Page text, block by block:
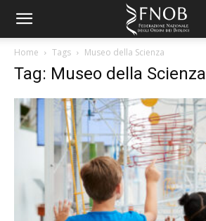
Home Tags Museo della Scienza
Tag: Museo della Scienza